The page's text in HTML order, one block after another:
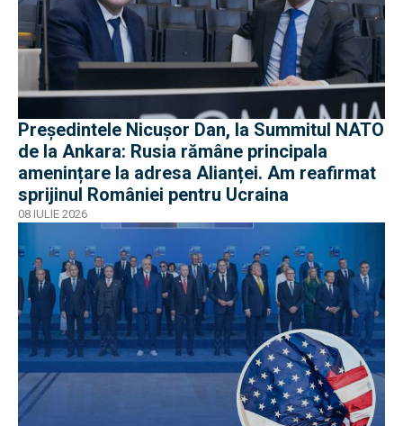
Președintele Nicușor Dan, la Summitul NATO
de la Ankara: Rusia rămâne principala
amenințare la adresa Alianței. Am reafirmat
sprijinul României pentru Ucraina
08 IULIE 2026